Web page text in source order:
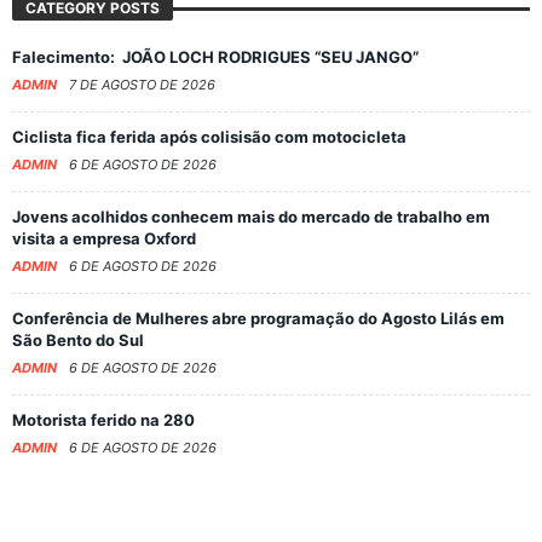
CATEGORY POSTS
Falecimento: JOÃO LOCH RODRIGUES “SEU JANGO”
ADMIN 7 DE AGOSTO DE 2026
Ciclista fica ferida após colisisão com motocicleta
ADMIN 6 DE AGOSTO DE 2026
Jovens acolhidos conhecem mais do mercado de trabalho em
visita a empresa Oxford
ADMIN 6 DE AGOSTO DE 2026
Conferência de Mulheres abre programação do Agosto Lilás em
São Bento do Sul
ADMIN 6 DE AGOSTO DE 2026
Motorista ferido na 280
ADMIN 6 DE AGOSTO DE 2026